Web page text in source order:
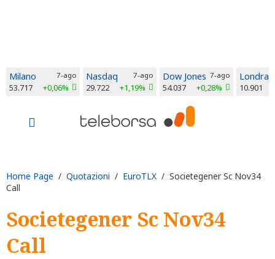
Milano 7-ago
53.717 +0,06%
Nasdaq 7-ago
29.722 +1,19%
Dow Jones 7-ago
54.037 +0,28%
Londra
10.901
Home Page / Quotazioni / EuroTLX / Societegener Sc Nov34
Call
Societegener Sc Nov34
Call